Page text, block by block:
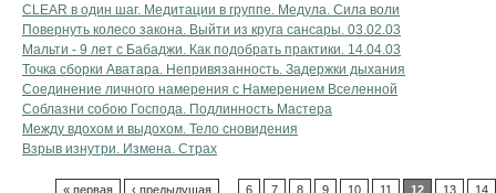
CLEAR в один шаг. Медитации в группе. Медула. Сила воли
Повернуть колесо закона. Выйти из круга сансары. 03.02.03
Мальти - 9 лет с Бабаджи. Как подобрать практики. 14.04.03
Точка сборки Аватара. Непривязанность. Задержки дыхания
Соединение личного намерения с Намерением Вселенной
Соблазни собою Господа. Подлинность Мастера
Между вдохом и выдохом. Тело сновидения
Взрыв изнутри. Измена. Страх
« первая ‹ предыдущая 6 7 8 9 10 11 12 13
14